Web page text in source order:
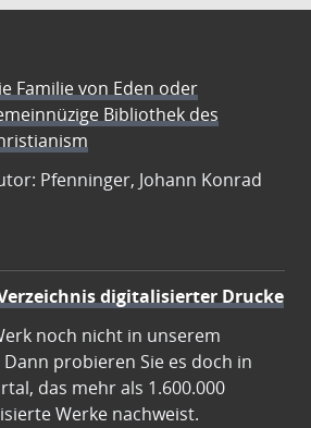
Familie von Eden oder
Bibliothek des
Pfenninger, Johann Konrad
digitalisierter Drucke
noch nicht in unserem
probieren Sie es doch in
das mehr als 1.600.000
Werke nachweist.